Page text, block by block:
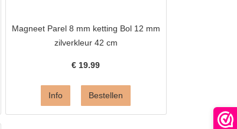
Magneet Parel 8 mm ketting Bol 12 mm
zilverkleur 42 cm
€ 19.99